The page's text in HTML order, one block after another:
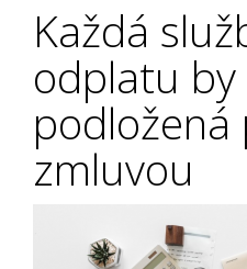
Každá
odplatu
podložená
zmluvou